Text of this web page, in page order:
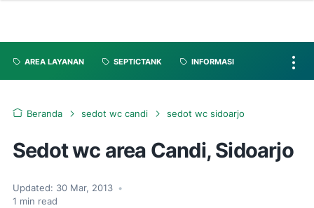
AREA LAYANAN SEPTICTANK INFORMASI
Beranda sedot wc candi sedot wc sidoarjo
Sedot wc area Candi, Sidoarjo
Updated: 30 Mar, 2013 •
1 min read